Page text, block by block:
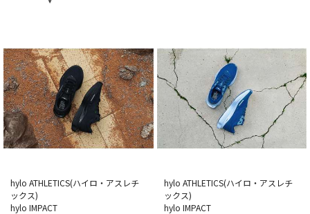
hylo ATHLETICS(ハイロ・アスレチ
ックス)
hylo IMPACT
hylo ATHLETICS(ハイロ・アスレチ
ックス)
hylo IMPACT